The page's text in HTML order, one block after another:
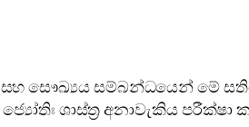
සෞඛ්‍යය සම්බන්ධයෙන් මේ
ශාස්ත්‍ර අනාවැකිය පරීක්ෂා